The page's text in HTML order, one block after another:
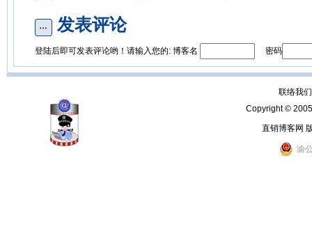
发表评论
登陆后即可发表评论哟！请输入您的: 博客名 密码
联络我
Copyright ©
直销博客网
渝